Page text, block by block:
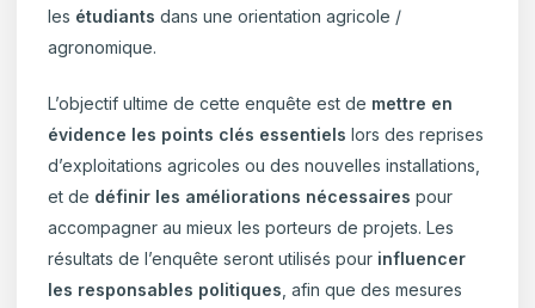
les étudiants dans une orientation agricole /
agronomique.
L’objectif ultime de cette enquête est de mettre en
évidence les points clés essentiels lors des reprises
d’exploitations agricoles ou des nouvelles installations,
et de définir les améliorations nécessaires pour
accompagner au mieux les porteurs de projets. Les
résultats de l’enquête seront utilisés pour influencer
les responsables politiques , afin que des mesures